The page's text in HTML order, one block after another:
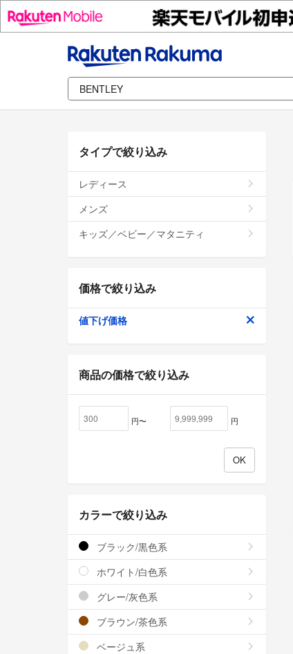
タイプで絞り込み
レディース
メンズ
キッズ／ベビー／マタニティ
価格で絞り込み
値下げ価格
商品の価格で絞り込み
円〜 円
カラーで絞り込み
ブラック/黒色系
ホワイト/白色系
グレー/灰色系
ブラウン/茶色系
ベージュ系